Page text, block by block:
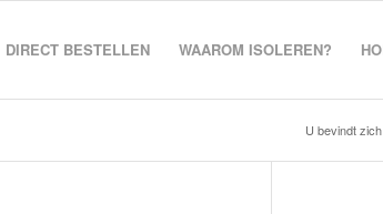
DIRECT BESTELLEN WAAROM ISOLEREN?
U bevindt